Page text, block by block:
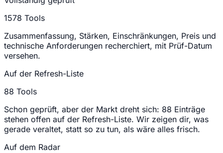
1578 Tools
Zusammenfassung, Stärken, Einschränkungen, Preis und
technische Anforderungen recherchiert, mit Prüf-Datum
versehen.
Auf der Refresh-Liste
88 Tools
Schon geprüft, aber der Markt dreht sich: 88 Einträge
stehen offen auf der Refresh-Liste. Wir zeigen dir, was
gerade veraltet, statt so zu tun, als wäre alles frisch.
Auf dem Radar